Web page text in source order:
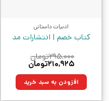
ادبیات داستانی
کتاب خصم | انتشارات مد
۲۹۵,۰۰۰تومان
قیمت
۲۹۵,۰۰۰تومان
بود.
۲۱۰,۹۲۵تومان
۲۱۰,۹۲۵تومان.افزودن به سبد خرید